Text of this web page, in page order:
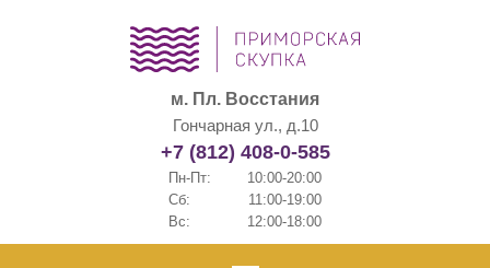
м. Пл. Восстания
Гончарная ул., д.10
+7 (812) 408-0-585
Пн-Пт:
10:00-20:00
Сб:
11:00-19:00
Вс:
12:00-18:00